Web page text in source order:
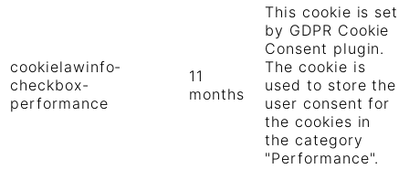
cookielawinfo-
checkbox-
performance
11
months
This cookie is set
by GDPR Cookie
Consent plugin.
The cookie is
used to store the
user consent for
the cookies in
the category
"Performance".